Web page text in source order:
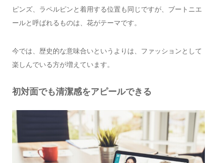
ピンズ、ラペルピンと着用する位置も同じですが、ブートニエ
ールと呼ばれるものは、花がテーマです。
今では、歴史的な意味合いというよりは、ファッションとして
楽しんでいる方が増えています。
初対面でも清潔感をアピールできる